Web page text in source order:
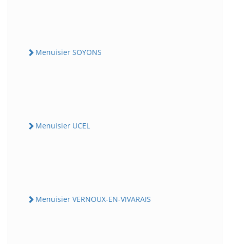
Menuisier SOYONS
Menuisier UCEL
Menuisier VERNOUX-EN-VIVARAIS